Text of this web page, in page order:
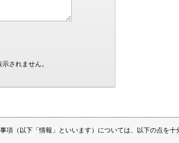
されません。
項（以下「情報」といいます）については、以下の点を十